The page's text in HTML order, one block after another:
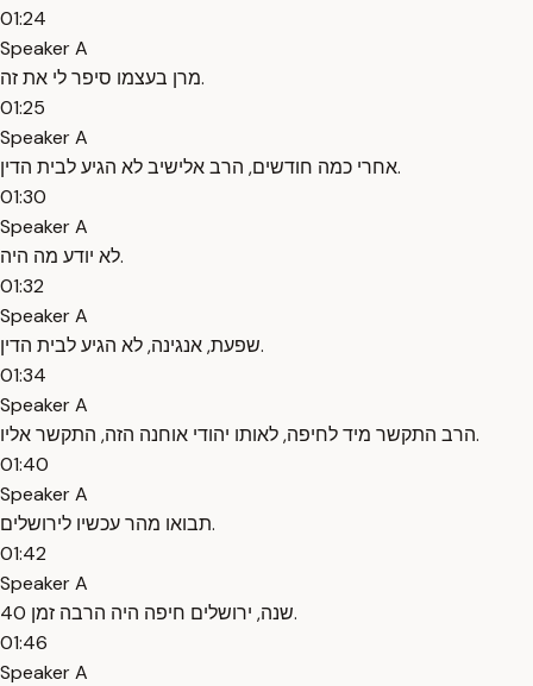
01:24
Speaker A
מרן בעצמו סיפר לי את זה.
01:25
Speaker A
אחרי כמה חודשים, הרב אלישיב לא הגיע לבית הדין.
01:30
Speaker A
לא יודע מה היה.
01:32
Speaker A
שפעת, אנגינה, לא הגיע לבית הדין.
01:34
Speaker A
הרב התקשר מיד לחיפה, לאותו יהודי אוחנה הזה, התקשר אליו.
01:40
Speaker A
תבואו מהר עכשיו לירושלים.
01:42
Speaker A
40 שנה, ירושלים חיפה היה הרבה זמן.
01:46
Speaker A